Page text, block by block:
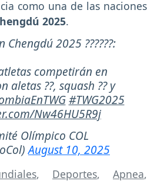
como una de las naciones
2025.
Chengdú 2025 ??????:
competirán en
aletas ??, squash ?? y
#TWG2025
Nw46HU5R9j
Olímpico COL
August 10, 2025
, Deportes, Apnea,